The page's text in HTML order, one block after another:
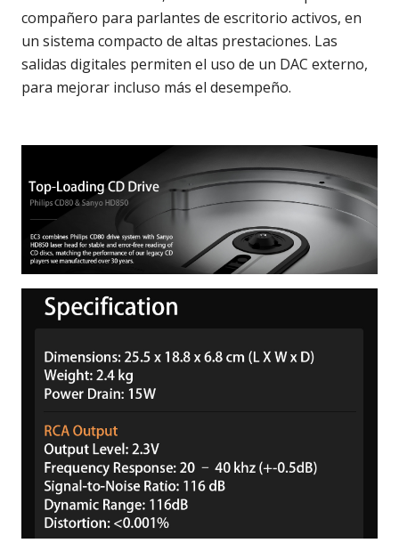
compañero para parlantes de escritorio activos, en
un sistema compacto de altas prestaciones. Las
salidas digitales permiten el uso de un DAC externo,
para mejorar incluso más el desempeño.